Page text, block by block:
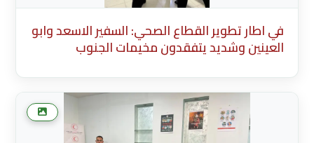
في اطار تطوير القطاع الصحي: السفير الاسعد وابو
العينين وشديد يتفقدون مخيمات الجنوب
(English) * Description Existing Media
Attachments في اطار تطوير القطاع الصحي:
السفير الاسعد وابو العينين وشديد يتفقدون